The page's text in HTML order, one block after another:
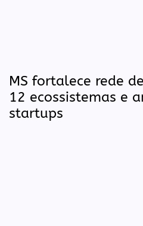
MS fortalece rede
12 ecossistemas e
startups